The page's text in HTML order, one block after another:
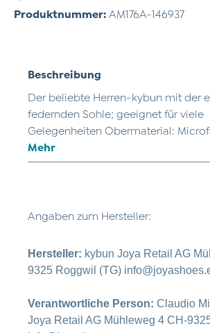
Produktnummer: AM176A-146937
Beschreibung
Der beliebte Herren-kybun mit der
federnden Sohle; geeignet für viele
Gelegenheiten Obermaterial:
Mehr
Angaben zum Hersteller:
Hersteller: kybun Joya Retail AG
9325 Roggwil (TG)
Verantwortliche Person: Claudio
Joya Retail AG Mühleweg 4 CH-